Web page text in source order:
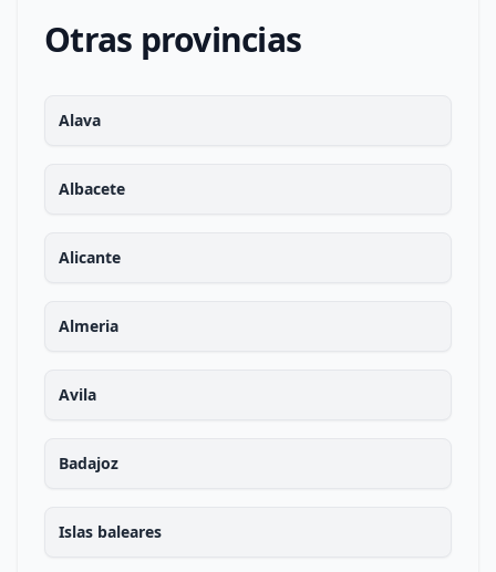
Otras provincias
Alava
Albacete
Alicante
Almeria
Avila
Badajoz
Islas baleares